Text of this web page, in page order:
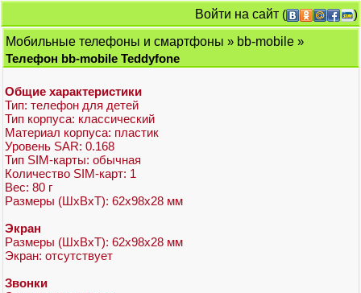
Войти на сайт (
)
Мобильные телефоны и смартфоны » bb-mobile »
Телефон bb-mobile Teddyfone
Общие характеристики
Тип: телефон для детей
Тип корпуса: классический
Материал корпуса: пластик
Уровень SAR: 0.168
Тип SIM-карты: обычная
Количество SIM-карт: 1
Вес: 80 г
Размеры (ШxВxТ): 62x98x28 мм
Экран
Размеры (ШxВxТ): 62x98x28 мм
Экран: отсутствует
Звонки